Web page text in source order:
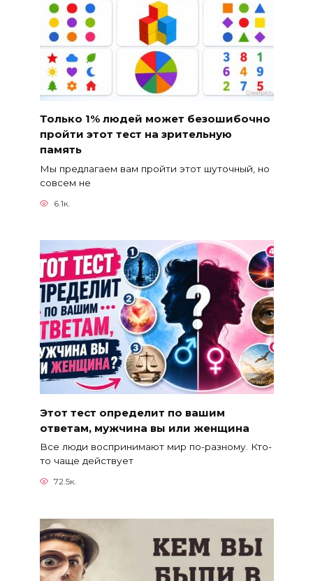
Только 1% людей может безошибочно
пройти этот тест на зрительную
память
Мы предлагаем вам пройти этот шуточный, но
совсем не
6.1к.
Этот тест определит по вашим
ответам, мужчина вы или женщина
Все люди воспринимают мир по-разному. Кто-
то чаще действует
72.5к.